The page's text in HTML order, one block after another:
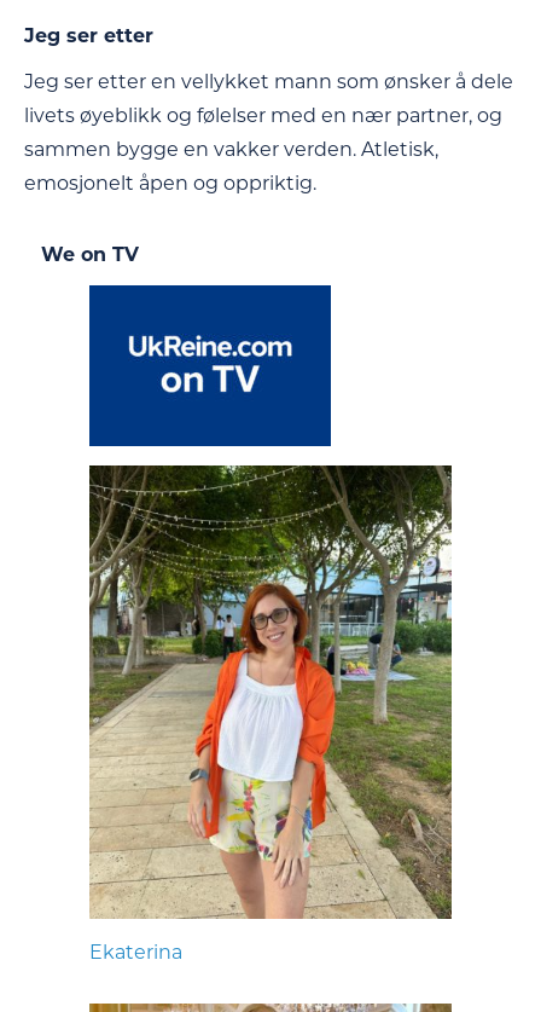
Jeg ser etter
Jeg ser etter en vellykket mann som ønsker å dele
livets øyeblikk og følelser med en nær partner, og
sammen bygge en vakker verden. Atletisk,
emosjonelt åpen og oppriktig.
We on TV
Ekaterina